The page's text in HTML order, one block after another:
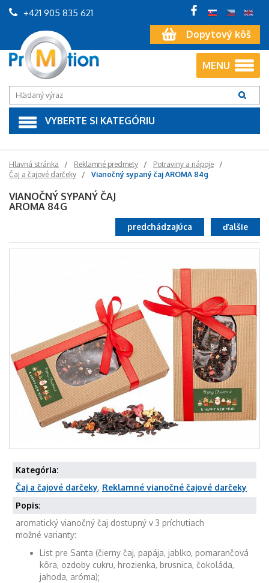
Dopytový kôš
+421 905 835 621
MENU
VYBERTE SI KATEGÓRIU
Hlavná stránka Reklamné predmety
Potraviny a nápoje
Čaj a čajové darčeky
Vianočný sypaný čaj AROMA 84g
VIANOČNÝ SYPANÝ ČAJ
AROMA 84G
ďalšie
predchádzajúca
Kategória:
Čaj a čajové darčeky, Reklamné vianočné čajové darčeky
Popis:
aromatický vianočný čaj dostupný v 3 príchutiach
možné varianty:
List pre Santa (čierny čaj, papája, jablko, pomarančová
kôra, ozdoby cukru, hrozienka, brusnica, čokoláda,
jahoda, aróma);